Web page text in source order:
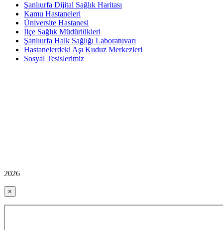
Şanlıurfa Dijital Sağlık Haritası
Kamu Hastaneleri
Üniversite Hastanesi
İlçe Sağlık Müdürlükleri
Şanlıurfa Halk Sağlığı Laboratuvarı
Hastanelerdeki Aşı Kuduz Merkezleri
Sosyal Tesislerimiz
2026
×